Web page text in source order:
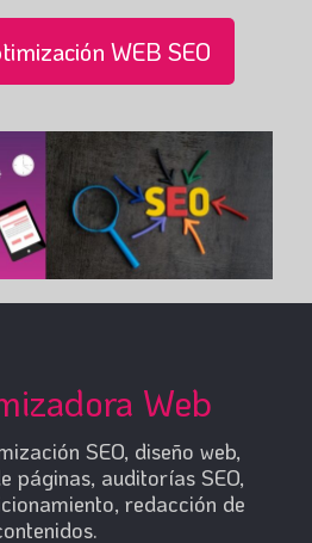
WEB SEO
Web
SEO, diseño web,
páginas, auditorías SEO,
redacción de